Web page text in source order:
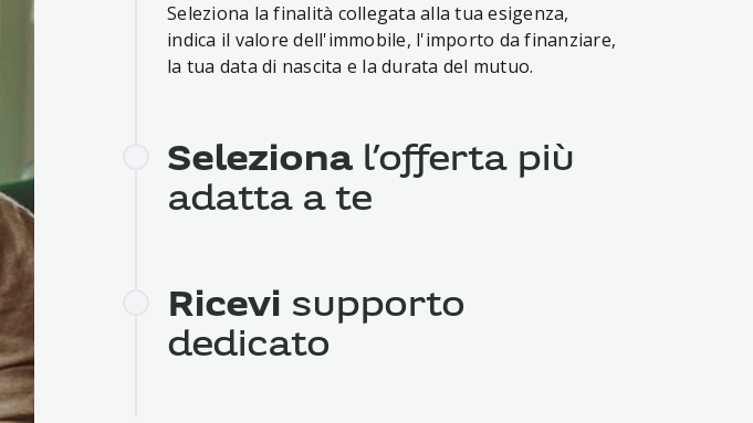
Seleziona la finalità collegata alla tua esigenza,
indica il valore dell'immobile, l'importo da finanziare,
la tua data di nascita e la durata del mutuo.
Selezional’offerta più
adatta a te
sulla rata.
Ricevi supporto
dedicato